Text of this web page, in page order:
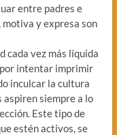
entre padres e
motiva y expresa son
cada vez más líquida
intentar imprimir
inculcar la cultura
siempre a lo
Este tipo de
estén activos, se